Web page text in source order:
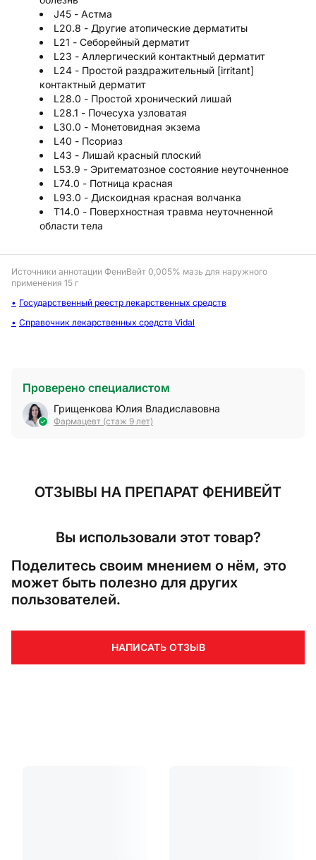
J45 - Астма
L20.8 - Другие атопические дерматиты
L21 - Себорейный дерматит
L23 - Аллергический контактный дерматит
L24 - Простой раздражительный [irritant]
контактный дерматит
L28.0 - Простой хронический лишай
L28.1 - Почесуха узловатая
L30.0 - Монетовидная экзема
L40 - Псориаз
L43 - Лишай красный плоский
L53.9 - Эритематозное состояние неуточненное
L74.0 - Потница красная
L93.0 - Дискоидная красная волчанка
T14.0 - Поверхностная травма неуточненной
области тела
Источники аннотации ФениВейт 0,005% мазь для наружного
применения 15 г
Государственный реестр лекарственных средств
Справочник лекарственных средств Vidal
Проверено специалистом
Грищенкова Юлия Владиславовна
Фармацевт (стаж 9 лет)
ОТЗЫВЫ НА ПРЕПАРАТ ФЕНИВЕЙТ
Вы использовали этот товар?
Поделитесь своим мнением о нём, это
может быть полезно для других
пользователей.
НАПИСАТЬ ОТЗЫВ